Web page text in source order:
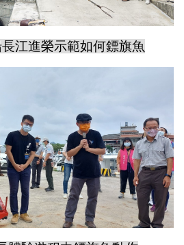
江進榮示範如何鏢旗魚